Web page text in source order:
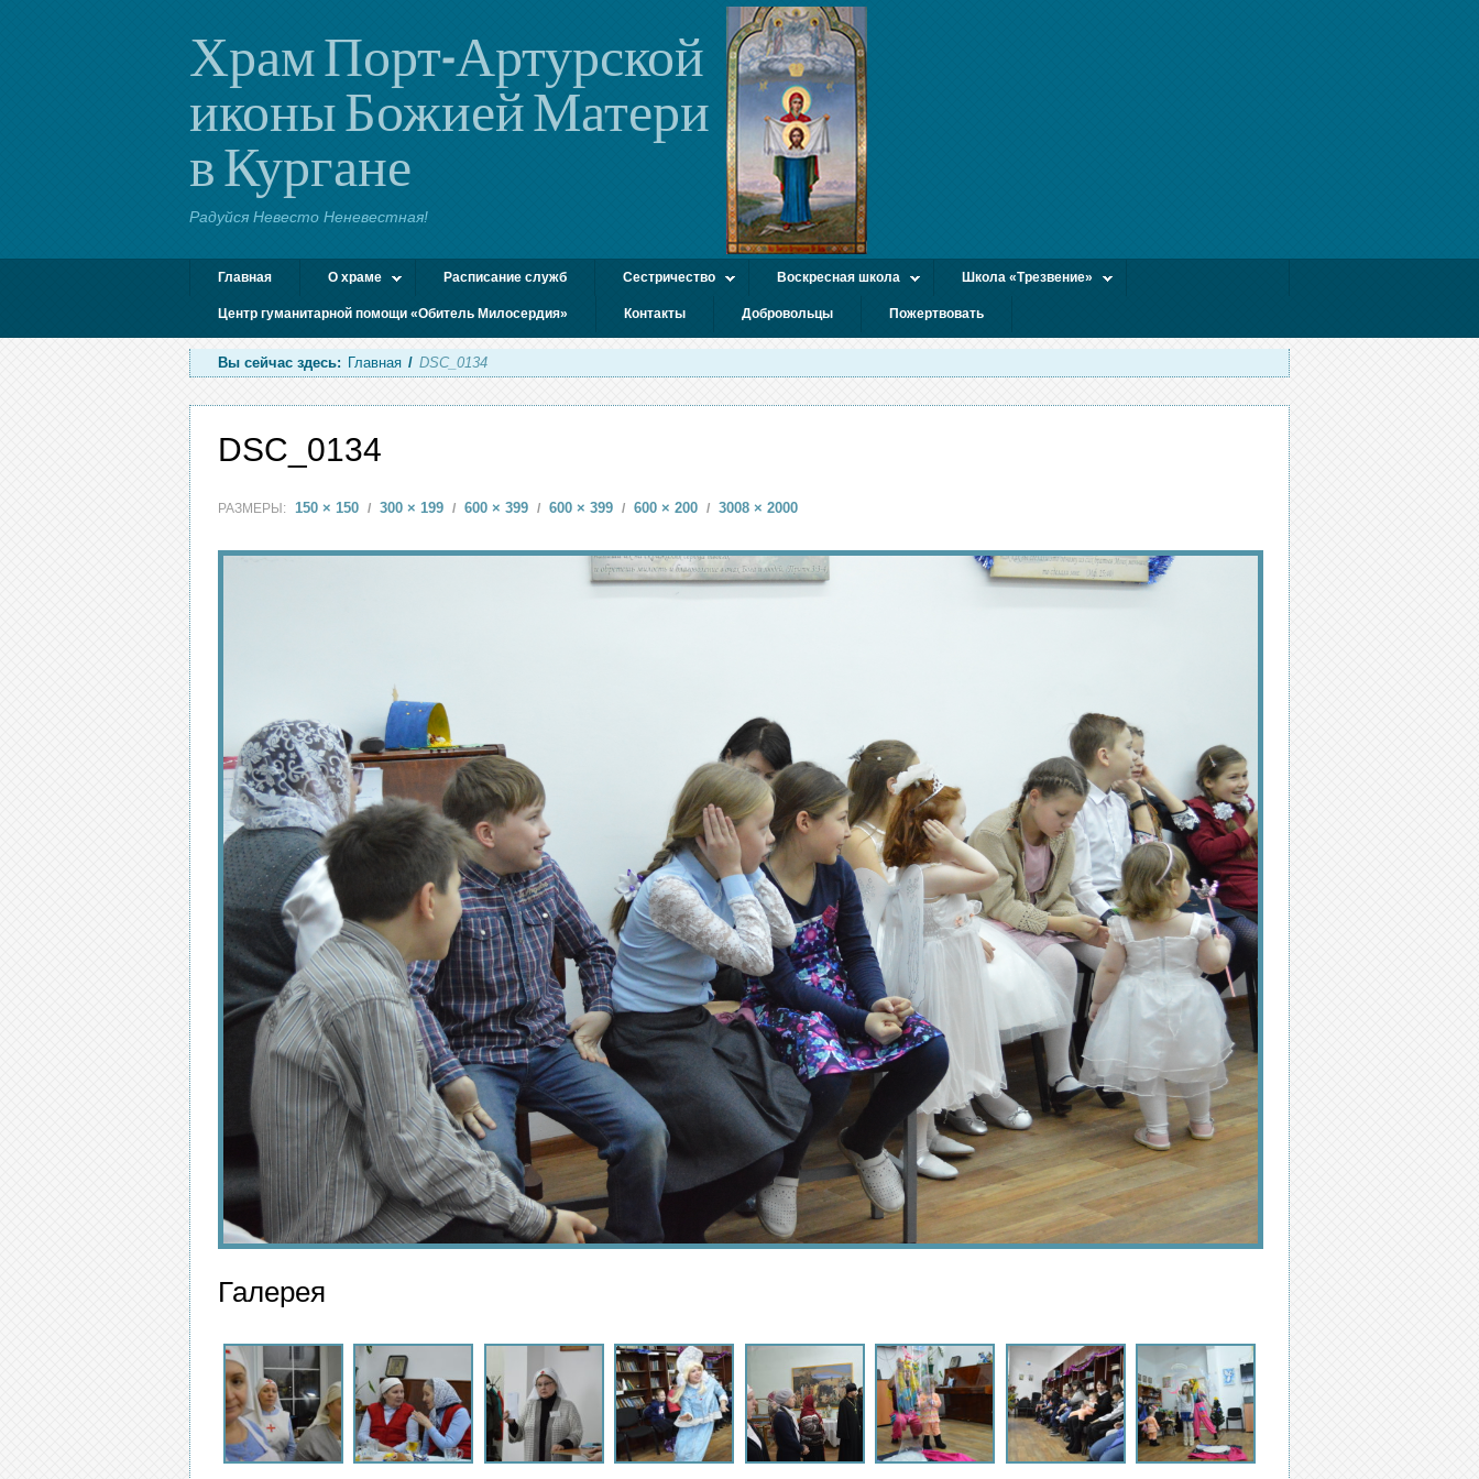
Храм Порт-Артурской
иконы Божией Матери
в Кургане
Радуйся Невесто Неневестная!
Главная О храме Расписание служб Сестричество Воскресная школа Школа «Трезвение»
Центр гуманитарной помощи «Обитель Милосердия» Контакты Добровольцы Пожертвовать
Вы сейчас здесь: Главная / DSC_0134
DSC_0134
РАЗМЕРЫ: 150 × 150 / 300 × 199 / 600 × 399 / 600 × 399 / 600 × 200 / 3008 × 2000
Галерея